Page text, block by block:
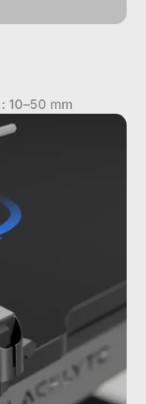
10–50 mm